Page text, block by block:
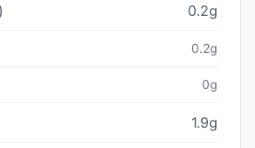
0.2g
0.2g
0g
1.9g